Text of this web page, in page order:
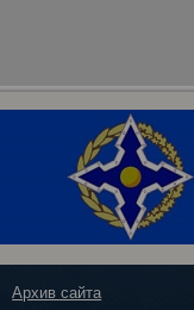
Архив сайта